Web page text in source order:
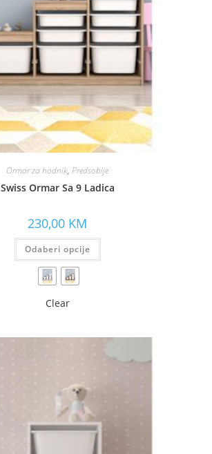
Ormar za hodnik, Predsoblje
Swiss Ormar Sa 9 Ladica
230,00 KM
Odaberi opcije
Clear